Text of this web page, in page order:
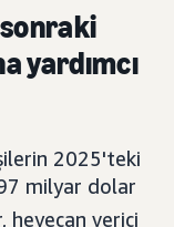
yardımcı
2025'teki
milyar dolar
heyecan verici